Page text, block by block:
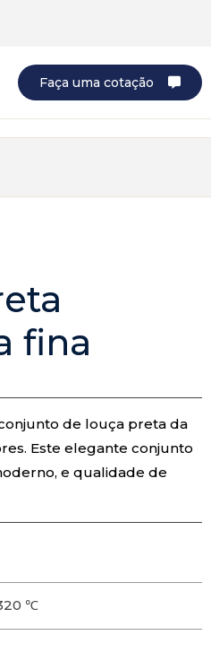
Faça uma cotação
fina
de louça preta da
Este elegante conjunto
e qualidade de
℃